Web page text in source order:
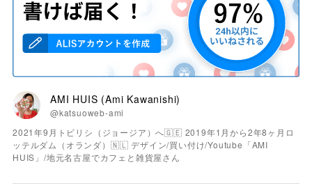
AMI HUIS (Ami Kawanishi)
@katsuoweb-ami
2021年9月トビリシ（ジョージア）へ🇬🇪 2019年1月から2年8ヶ月ロ
ッテルダム（オランダ）🇳🇱 デザイン/買い付け/Youtube「AMI
HUIS」/地元名古屋でカフェと雑貨屋さん